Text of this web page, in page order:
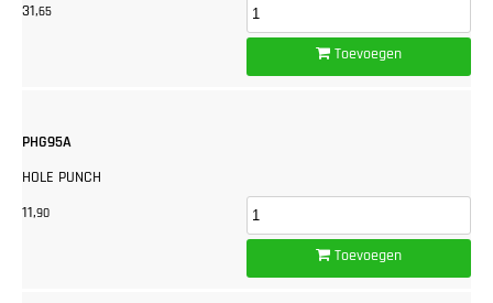
31,65
Toevoegen
PHG95A
HOLE PUNCH
11,90
Toevoegen